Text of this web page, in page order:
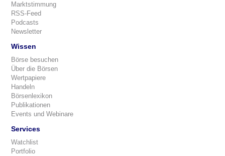
Marktstimmung
RSS-Feed
Podcasts
Newsletter
Wissen
Börse besuchen
Über die Börsen
Wertpapiere
Handeln
Börsenlexikon
Publikationen
Events und Webinare
Services
Watchlist
Portfolio